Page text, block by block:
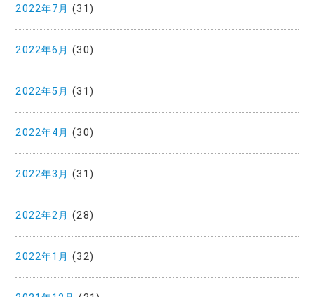
2022年7月 (31)
2022年6月 (30)
2022年5月 (31)
2022年4月 (30)
2022年3月 (31)
2022年2月 (28)
2022年1月 (32)